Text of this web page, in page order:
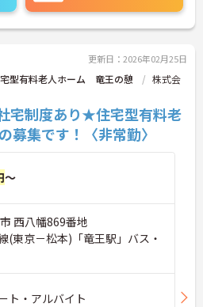
更新日：2026年02月25日
型有料老人ホーム 竜王の憩
株式会
宅制度あり★住宅型有料老
募集です！〈非常勤〉
～
西八幡869番地
(東京－松本)「竜王駅」バス・
ト・アルバイト